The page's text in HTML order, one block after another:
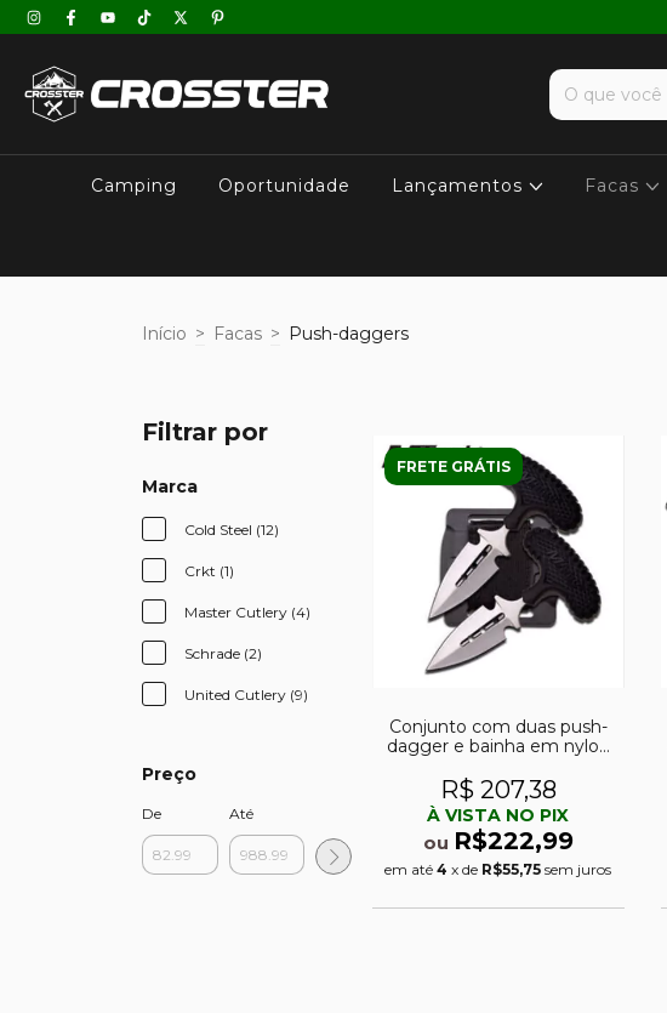
Camping Oportunidade Lançamentos Facas
Início > Facas > Push-daggers
Filtrar por
Marca
Cold Steel (12)
Crkt (1)
Master Cutlery (4)
Schrade (2)
United Cutlery (9)
Preço
De Até
FRETE GRÁTIS
Conjunto com duas push-
dagger e bainha em nylon
R$ 207,38
À VISTA NO PIX
ou R$222,99
em até4 x de R$55,75 sem juros